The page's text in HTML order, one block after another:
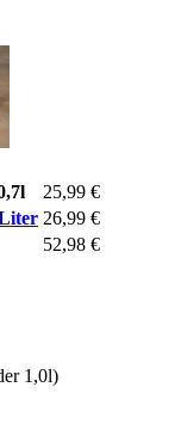
25,99 €
26,99 €
52,98 €
1,0l)